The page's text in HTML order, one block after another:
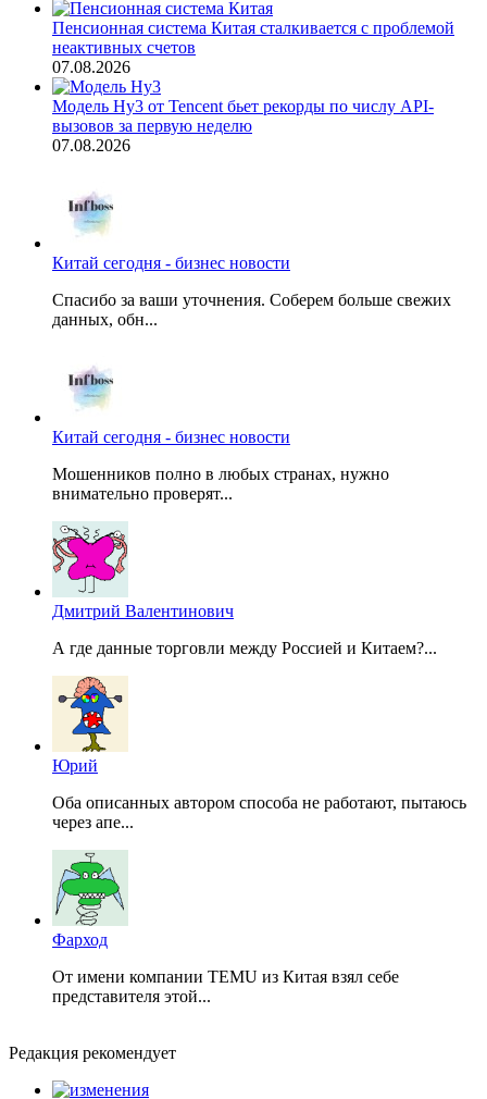
Пенсионная система Китая сталкивается с проблемой
неактивных счетов
07.08.2026
Модель Hy3 от Tencent бьет рекорды по числу API-
вызовов за первую неделю
07.08.2026
Китай сегодня - бизнес новости
Спасибо за ваши уточнения. Соберем больше свежих
данных, обн...
Китай сегодня - бизнес новости
Мошенников полно в любых странах, нужно
внимательно проверят...
Дмитрий Валентинович
А где данные торговли между Россией и Китаем?...
Юрий
Оба описанных автором способа не работают, пытаюсь
через апе...
Фарход
От имени компании TEMU из Китая взял себе
представителя этой...
Редакция рекомендует